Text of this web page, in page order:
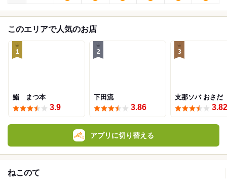
このエリアで人気のお店
1
鮨 まつ本
3.9
2
下田流
3.86
3
支那ソバ おさだ
3.82
アプリに切り替える
ねこのて